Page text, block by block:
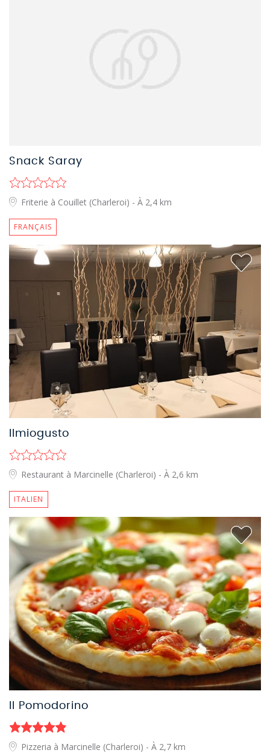
Snack Saray
Friterie à Couillet (Charleroi) - À 2,4 km
FRANÇAIS
Ilmiogusto
Restaurant à Marcinelle (Charleroi) - À 2,6 km
ITALIEN
Il Pomodorino
Pizzeria à Marcinelle (Charleroi) - À 2,7 km